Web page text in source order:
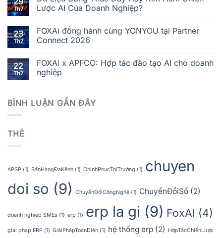
Th7
Lược AI Của Doanh Nghiệp?
23
Th7
FOXAi đồng hành cùng YONYOU tại Partner
Connect 2026
22
Th7
FOXAi x APFCO: Hợp tác đào tạo AI cho doanh
nghiệp
BÌNH LUẬN GẦN ĐÂY
THẺ
APSP (1) BánHàngĐaKênh (1) ChinhPhụcThịTrường (1) chuyen
doi so (9) ChuyểnĐổiCôngNghệ (1) ChuyểnĐổiSố (2)
doanh nghiep SMEs (1) erp (1) erp la gi (9) FoxAI (4)
giai phap ERP (1) GiảiPhápToànDiện (1) hệ thống erp (2)
HợpTácChiếnLược